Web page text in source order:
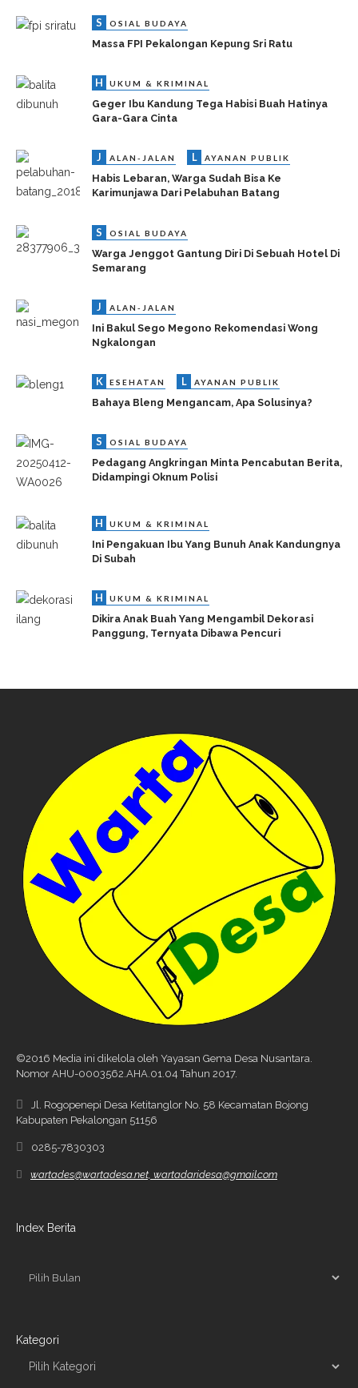
S OSIAL BUDAYA
Massa FPI Pekalongan Kepung Sri Ratu
H UKUM & KRIMINAL
Geger Ibu Kandung Tega Habisi Buah Hatinya
Gara-Gara Cinta
J ALAN-JALAN L AYANAN PUBLIK
Habis Lebaran, Warga Sudah Bisa Ke
Karimunjawa Dari Pelabuhan Batang
S OSIAL BUDAYA
Warga Jenggot Gantung Diri Di Sebuah Hotel Di
Semarang
J ALAN-JALAN
Ini Bakul Sego Megono Rekomendasi Wong
Ngkalongan
K ESEHATAN L AYANAN PUBLIK
Bahaya Bleng Mengancam, Apa Solusinya?
S OSIAL BUDAYA
Pedagang Angkringan Minta Pencabutan Berita,
Didampingi Oknum Polisi
H UKUM & KRIMINAL
Ini Pengakuan Ibu Yang Bunuh Anak Kandungnya
Di Subah
H UKUM & KRIMINAL
Dikira Anak Buah Yang Mengambil Dekorasi
Panggung, Ternyata Dibawa Pencuri
©2016 Media ini dikelola oleh Yayasan Gema Desa Nusantara.
Nomor AHU-0003562.AHA.01.04 Tahun 2017.
Jl. Rogopenepi Desa Ketitanglor No. 58 Kecamatan Bojong
Kabupaten Pekalongan 51156
0285-7830303
wartades@wartadesa.net, wartadaridesa@gmail.com
Index Berita
Kategori